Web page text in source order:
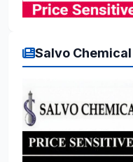
Salvo